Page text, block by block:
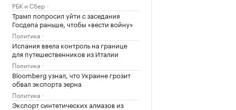
РБК и Сбер
Трамп попросил уйти с заседания
Госдепа раньше, чтобы «вести войну»
Политика
Испания ввела контроль на границе
для путешественников из Италии
Политика
Bloomberg узнал, что Украине грозит
обвал экспорта зерна
Политика
Экспорт синтетических алмазов из